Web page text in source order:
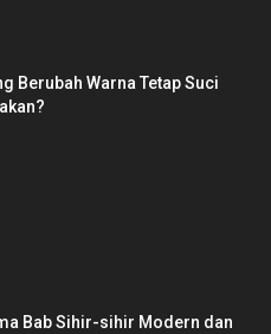
Berubah Warna Tetap Suci
Bab Sihir-sihir Modern dan